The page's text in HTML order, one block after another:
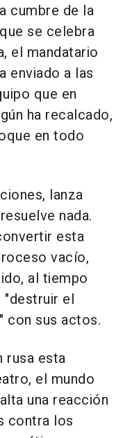
cumbre de la
se celebra
el mandatario
enviado a las
que en
ha recalcado,
en todo
lanza
nada.
esta
vacío,
al tiempo
"destruir el
con sus actos.
rusa esta
el mundo
una reacción
contra los